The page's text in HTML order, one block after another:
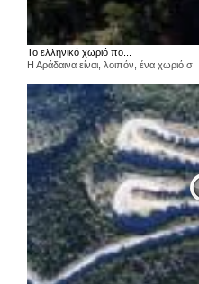
Το ελληνικό χωριό πο...
Η Αράδαινα είναι, λοιπόν, ένα χωριό σ